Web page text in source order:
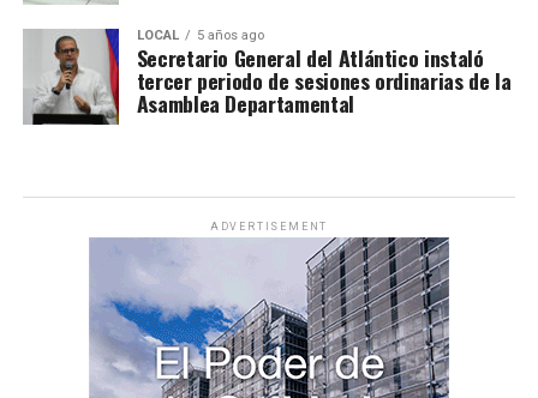
LOCAL 5 años ago
Secretario General del Atlántico instaló
tercer periodo de sesiones ordinarias de la
Asamblea Departamental
ADVERTISEMENT